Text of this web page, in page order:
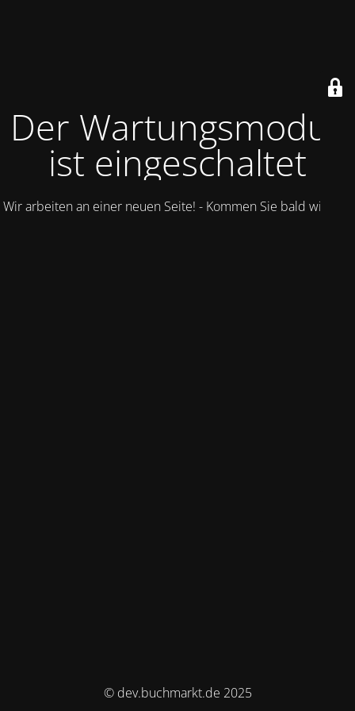
Der Wartungsmodus
ist eingeschaltet
Wir arbeiten an einer neuen Seite! - Kommen Sie bald wieder.
© dev.buchmarkt.de 2025